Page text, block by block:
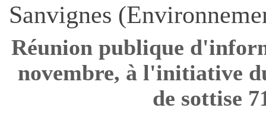
Sanvignes
Réunion publique
novembre, à l'initiative
de sottise